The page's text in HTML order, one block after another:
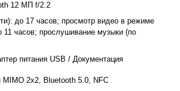
12 МП f/2.2
до 17 часов; просмотр видео в режиме
11 часов; прослушивание музыки (по
питания USB / Документация
MIMO 2x2, Bluetooth 5.0, NFC